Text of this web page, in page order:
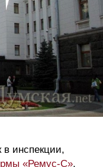
инспекции,
«Ремус-С»,